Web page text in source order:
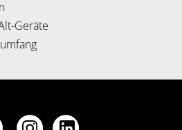
Geräte